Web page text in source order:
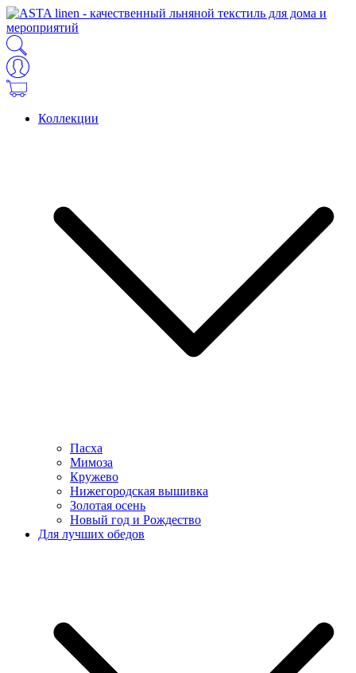
Коллекции
Пасха
Мимоза
Кружево
Нижегородская вышивка
Золотая осень
Новый год и Рождество
Для лучших обедов